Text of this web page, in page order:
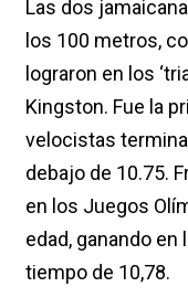
Las dos
los 100 metros,
lograron en los
Kingston. Fue la
velocistas
debajo de 10.75.
en los Juegos
edad, ganando
tiempo de 10,78.